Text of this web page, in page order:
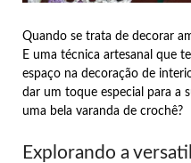
Quando se trata de decorar
E uma técnica artesanal que
espaço na decoração de
dar um toque especial para a
uma bela varanda de crochê?
Explorando a